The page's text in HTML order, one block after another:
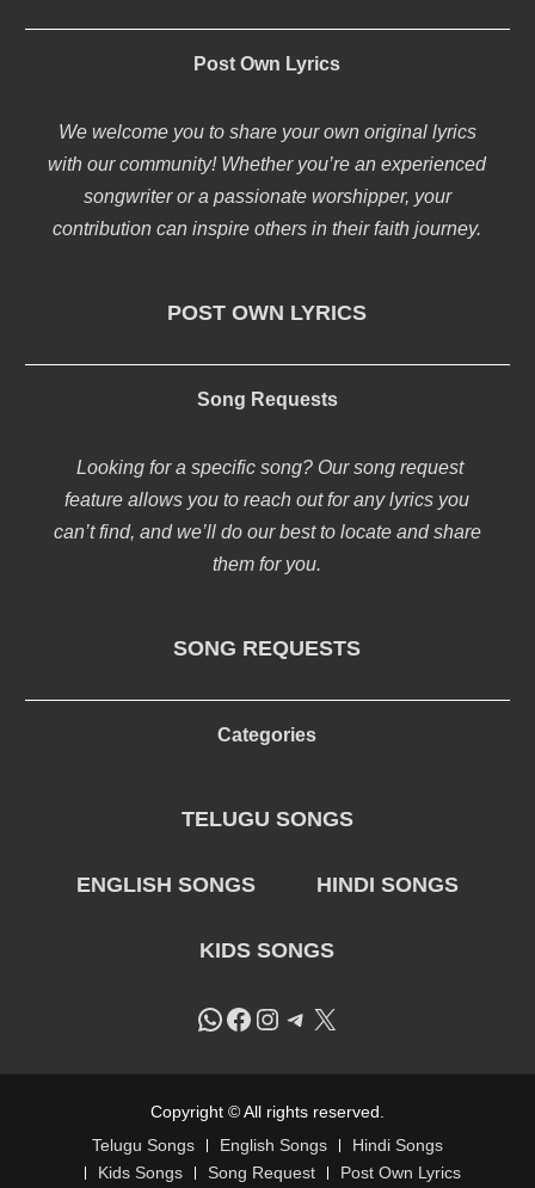
Post Own Lyrics
We welcome you to share your own original lyrics
with our community! Whether you’re an experienced
songwriter or a passionate worshipper, your
contribution can inspire others in their faith journey.
POST OWN LYRICS
Song Requests
Looking for a specific song? Our song request
feature allows you to reach out for any lyrics you
can’t find, and we’ll do our best to locate and share
them for you.
SONG REQUESTS
Categories
TELUGU SONGS
ENGLISH SONGS HINDI SONGS
KIDS SONGS
WhatsApp
Facebook
Instagram
Telegram
X
Copyright © All rights reserved.
Telugu Songs
English Songs
Hindi Songs
Kids Songs
Song Request Post Own Lyrics